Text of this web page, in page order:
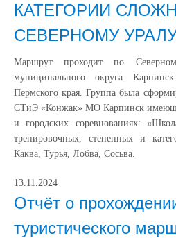
КАТЕГОРИИ
СЕВЕРНОМУ
Маршрут проходит по
муниципального округа
Пермского края. Группа была
СТиЭ «Конжак» МО Карпинск
и городских соревнованиях:
тренировочных, степенных и
Каква, Турья, Лобва, Сосьва.
13.11.2024
Отчёт о
туристического